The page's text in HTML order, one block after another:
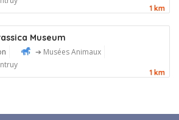
1 km
Museum
➔ Musées Animaux
1 km